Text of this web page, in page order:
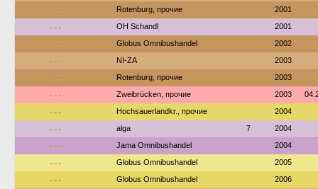
--- Rotenburg, прочие 2001
--- OH Schandl 2001
--- Globus Omnibushandel 2002
--- NI-ZA 2003
--- Rotenburg, прочие 2003
--- Zweibrücken, прочие 2003
--- Hochsauerlandkr., прочие 2004
--- alga 7 2004
--- Jama Omnibushandel 2004
--- Globus Omnibushandel 2005
--- Globus Omnibushandel 2006